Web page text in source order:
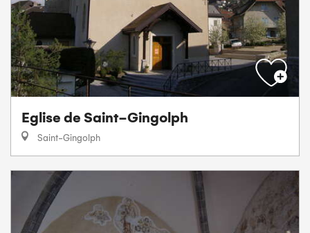
Eglise de Saint-Gingolph
Saint-Gingolph